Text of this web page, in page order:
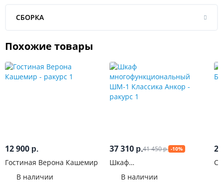
СБОРКА
Похожие товары
12 900 р.
Гостиная Верона Кашемир
В наличии
37 310 р.41 450р. -10%
Шкаф
ШМ-1 Классика Анкор
В наличии